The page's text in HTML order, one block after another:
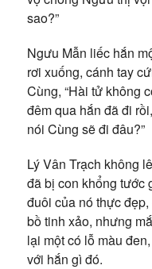
sao?”
Ngưu Mẫn liếc hắn
rơi xuống, cánh tay
Cùng, “Hài tử không
đêm qua hắn đã đi
nói Cùng sẽ đi đâu?”
Lý Vân Trạch không
đã bị con khổng tước
đuôi của nó thực
bồ tinh xảo, nhưng
lại một có lỗ màu
với hắn gì đó.